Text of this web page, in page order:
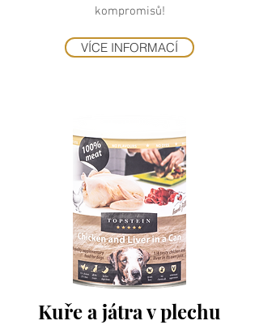
kompromisů!
VÍCE INFORMACÍ
Kuře a játra v plechu